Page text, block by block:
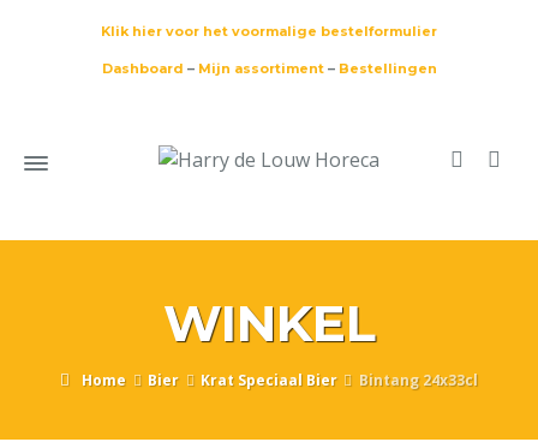
Klik hier voor het voormalige bestelformulier
Dashboard – Mijn assortiment– Bestellingen
WINKEL
Home Bier Krat Speciaal Bier Bintang 24x33cl